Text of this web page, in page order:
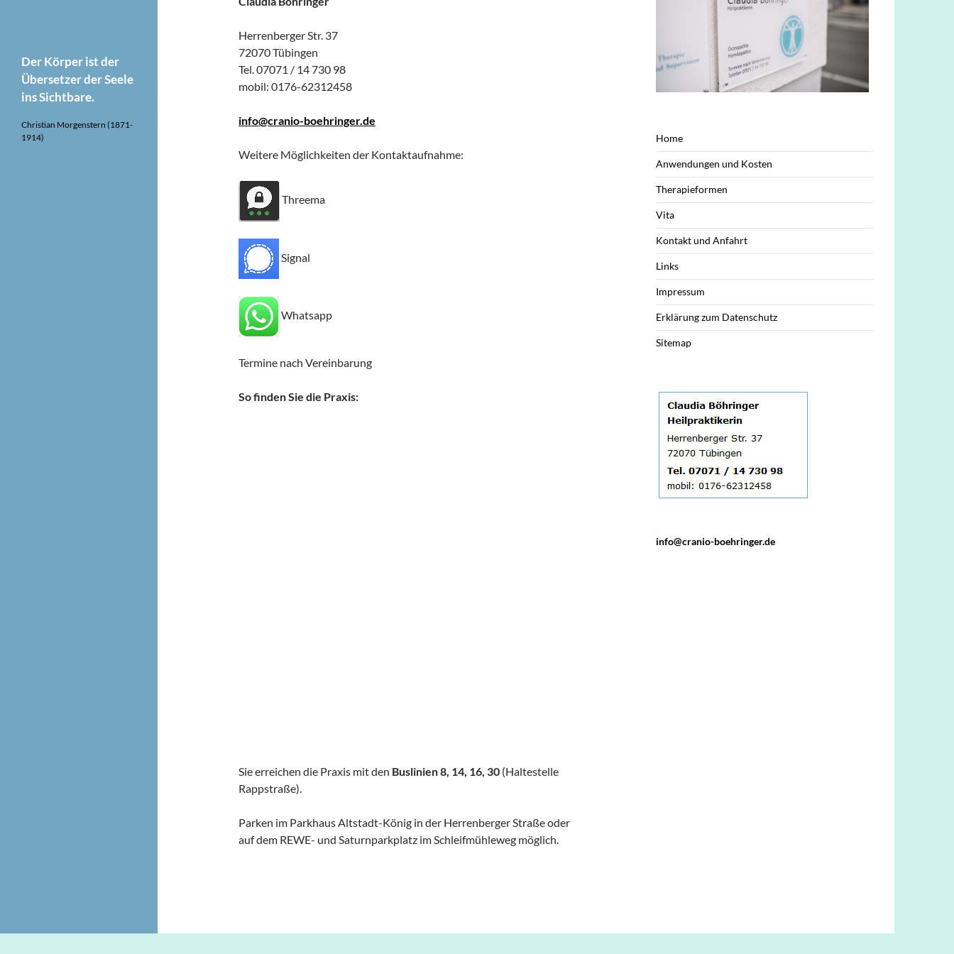
Herrenberger Str. 37
72070 Tübingen
Tel. 07071 / 14 730 98
mobil: 0176-62312458
info@cranio-boehringer.de
Weitere Möglichkeiten der Kontaktaufnahme:
Threema
Signal
Whatsapp
Termine nach Vereinbarung
So finden Sie die Praxis:
Sie erreichen die Praxis mit den Buslinien 8, 14, 16, 30 (Haltestelle
Rappstraße).
Parken im Parkhaus Altstadt-König in der Herrenberger Straße oder
auf dem REWE- und Saturnparkplatz im Schleifmühleweg möglich.
Home
Anwendungen und Kosten
Therapieformen
Vita
Kontakt und Anfahrt
Links
Impressum
Erklärung zum Datenschutz
Sitemap
info@cranio-boehringer.de
Der Körper ist der
Übersetzer der Seele
ins Sichtbare.
Christian Morgenstern (1871-
1914)